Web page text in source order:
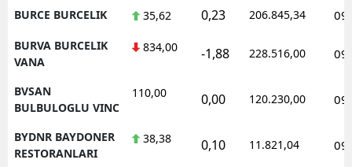
BURCE BURCELIK 35,62 0,23 206.845,34
BURVA BURCELIK
VANA
834,00 -1,88 228.516,00
BVSAN
BULBULOGLU VINC
110,00 0,00 120.230,00
BYDNR BAYDONER
RESTORANLARI
38,38 0,10 11.821,04